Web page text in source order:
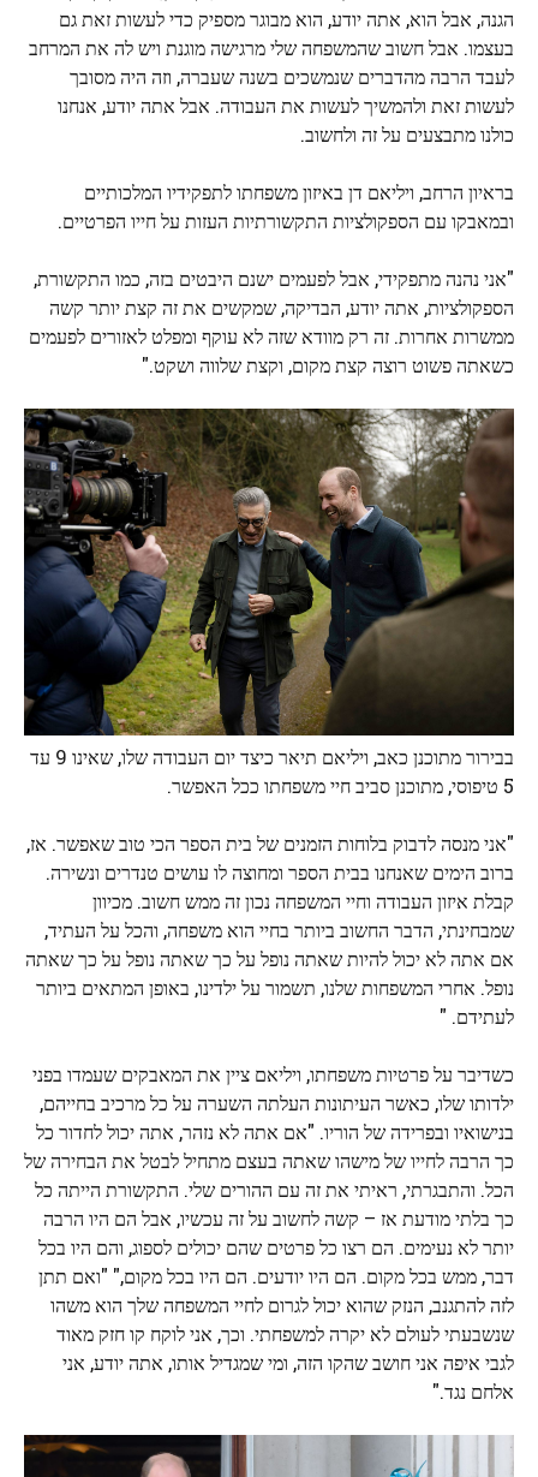
הגנה, אבל הוא, אתה יודע, הוא מבוגר מספיק כדי לעשות זאת גם
בעצמו. אבל חשוב שהמשפחה שלי מרגישה מוגנת ויש לה את המרחב
לעבד הרבה מהדברים שנמשכים בשנה שעברה, וזה היה מסובך
לעשות זאת ולהמשיך לעשות את העבודה. אבל אתה יודע, אנחנו
כולנו מתבצעים על זה ולחשוב.
בראיון הרחב, ויליאם דן באיזון משפחתו לתפקידיו המלכותיים
ובמאבקו עם הספקולציות התקשורתיות העזות על חייו הפרטיים.
"אני נהנה מתפקידי, אבל לפעמים ישנם היבטים בזה, כמו התקשורת,
הספקולציות, אתה יודע, הבדיקה, שמקשים את זה קצת יותר קשה
ממשרות אחרות. זה רק מוודא שזה לא עוקף ומפלט לאזורים לפעמים
כשאתה פשוט רוצה קצת מקום, וקצת שלווה ושקט."
בבירור מתוכנן כאב, ויליאם תיאר כיצד יום העבודה שלו, שאינו 9 עד
5 טיפוסי, מתוכנן סביב חיי משפחתו ככל האפשר.
"אני מנסה לדבוק בלוחות הזמנים של בית הספר הכי טוב שאפשר. אז,
ברוב הימים שאנחנו בבית הספר ומחוצה לו עושים טנדרים ונשירה.
קבלת איזון העבודה וחיי המשפחה נכון זה ממש חשוב. מכיוון
שמבחינתי, הדבר החשוב ביותר בחיי הוא משפחה, והכל על העתיד,
אם אתה לא יכול להיות שאתה נופל על כך שאתה נופל על כך שאתה
נופל. אחרי המשפחות שלנו, תשמור על ילדינו, באופן המתאים ביותר
לעתידם. "
כשדיבר על פרטיות משפחתו, ויליאם ציין את המאבקים שעמדו בפני
ילדותו שלו, כאשר העיתונות העלתה השערה על כל מרכיב בחייהם,
בנישואיו ובפרידה של הוריו. "אם אתה לא נזהר, אתה יכול לחדור כל
כך הרבה לחייו של מישהו שאתה בעצם מתחיל לבטל את הבחירה של
הכל. והתבגרתי, ראיתי את זה עם ההורים שלי. התקשורת הייתה כל
כך בלתי מודעת אז – קשה לחשוב על זה עכשיו, אבל הם היו הרבה
יותר לא נעימים. הם רצו כל פרטים שהם יכולים לספוג, והם היו בכל
דבר, ממש בכל מקום. הם היו יודעים. הם היו בכל מקום," "ואם תתן
לזה להתגנב, הנזק שהוא יכול לגרום לחיי המשפחה שלך הוא משהו
שנשבעתי לעולם לא יקרה למשפחתי. וכך, אני לוקח קו חזק מאוד
לגבי איפה אני חושב שהקו הזה, ומי שמגדיל אותו, אתה יודע, אני
אלחם נגד."